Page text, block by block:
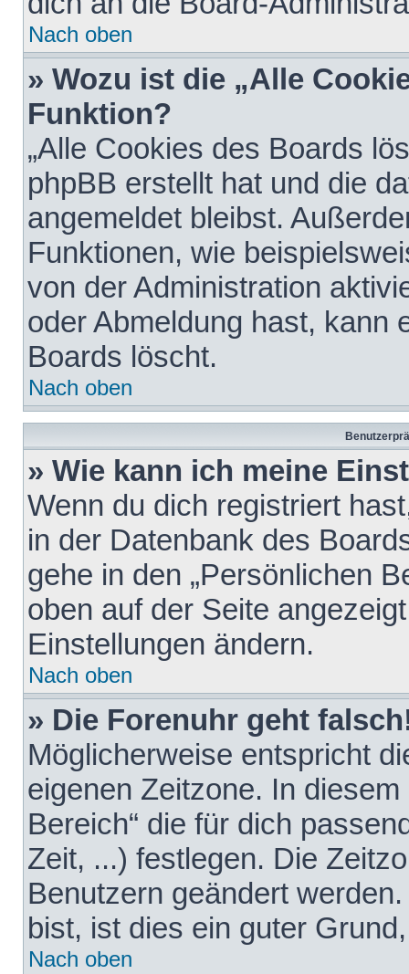
Nach oben
» Wozu ist die „Alle
Funktion?
„Alle Cookies des Boards
phpBB erstellt hat und die
angemeldet bleibst.
Funktionen, wie
von der Administration
oder Abmeldung hast, kann
Boards löscht.
Nach oben
» Wie kann ich meine
Wenn du dich registriert
in der Datenbank des
gehe in den „Persönlichen
oben auf der Seite
Einstellungen ändern.
Nach oben
» Die Forenuhr geht
Möglicherweise entspricht
eigenen Zeitzone. In
Bereich“ die für dich
Zeit, ...) festlegen. Die
Benutzern geändert
bist, ist dies ein guter
Nach oben